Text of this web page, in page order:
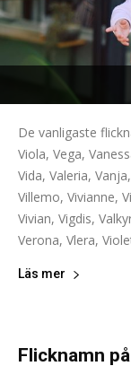
De vanligaste
Viola, Vega,
Vida, Valeria,
Villemo, Vivianne,
Vivian, Vigdis,
Verona, Vlera,
Läs mer
Flicknamn